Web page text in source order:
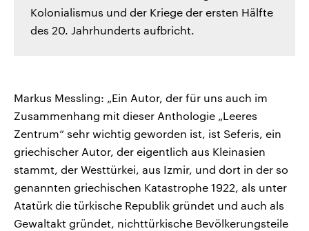
Kolonialismus und der Kriege der ersten Hälfte
des 20. Jahrhunderts aufbricht.
Markus Messling: „Ein Autor, der für uns auch im
Zusammenhang mit dieser Anthologie „Leeres
Zentrum“ sehr wichtig geworden ist, ist Seferis, ein
griechischer Autor, der eigentlich aus Kleinasien
stammt, der Westtürkei, aus Izmir, und dort in der so
genannten griechischen Katastrophe 1922, als unter
Atatürk die türkische Republik gründet und auch als
Gewaltakt gründet, nichttürkische Bevölkerungsteile